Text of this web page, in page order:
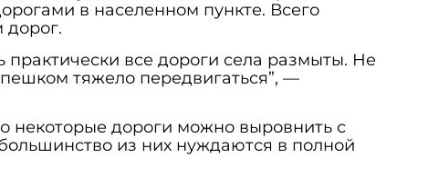
в населенном пункте. Всего
дорог.
все дороги села размыты. Не
пешком тяжело передвигаться”, —
некоторые дороги можно выровнить с
из них нуждаются в полной